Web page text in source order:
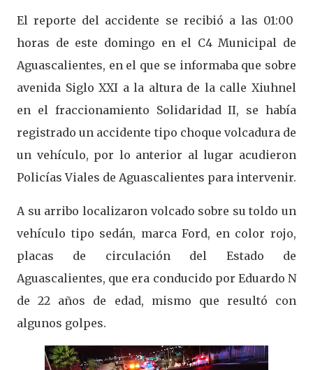
El reporte del accidente se recibió a las 01:00
horas de este domingo en el C4 Municipal de
Aguascalientes, en el que se informaba que sobre
avenida Siglo XXI a la altura de la calle Xiuhnel
en el fraccionamiento Solidaridad II, se había
registrado un accidente tipo choque volcadura de
un vehículo, por lo anterior al lugar acudieron
Policías Viales de Aguascalientes para intervenir.
A su arribo localizaron volcado sobre su toldo un
vehículo tipo sedán, marca Ford, en color rojo,
placas de circulación del Estado de
Aguascalientes, que era conducido por Eduardo N
de 22 años de edad, mismo que resultó con
algunos golpes.